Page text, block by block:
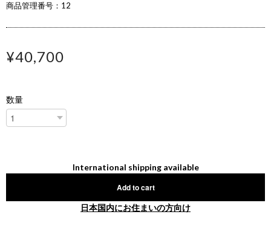
商品管理番号：12
¥40,700
数量
International shipping available
Add to cart
日本国内にお住まいの方向け